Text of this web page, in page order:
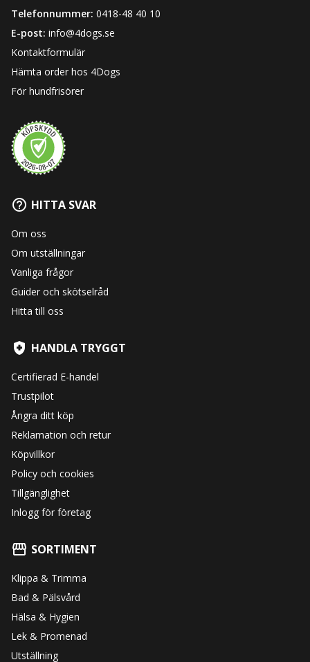
Telefonnummer: 0418-48 40 10
E-post: info@4dogs.se
Kontaktformulär
Hämta order hos 4Dogs
För hundfrisörer
HITTA SVAR
Om oss
Om utställningar
Vanliga frågor
Guider och skötselråd
Hitta till oss
HANDLA TRYGGT
Certifierad E-handel
Trustpilot
Ångra ditt köp
Reklamation och retur
Köpvillkor
Policy och cookies
Tillgänglighet
Inlogg för företag
SORTIMENT
Klippa & Trimma
Bad & Pälsvård
Hälsa & Hygien
Lek & Promenad
Utställning